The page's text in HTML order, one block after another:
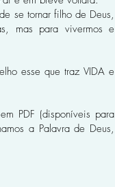
se tornar filho de Deus,
mas para vivermos e
esse que traz VIDA e
PDF (disponíveis para
a Palavra de Deus,